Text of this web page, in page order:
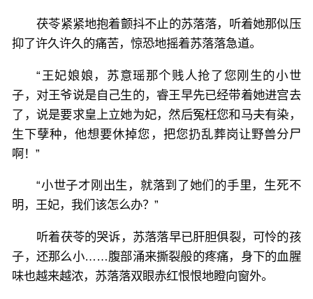
茯苓紧紧地抱着颤抖不止的苏落落，听着她那似压
抑了许久许久的痛苦，惊恐地摇着苏落落急道。
“王妃娘娘，苏意瑶那个贱人抢了您刚生的小世
子，对王爷说是自己生的，睿王早先已经带着她进宫去
了，说是要求皇上立她为妃，然后冤枉您和马夫有染，
生下孽种，他想要休掉您，把您扔乱葬岗让野兽分尸
啊！”
“小世子才刚出生，就落到了她们的手里，生死不
明，王妃，我们该怎么办？”
听着茯苓的哭诉，苏落落早已肝胆俱裂，可怜的孩
子，还那么小……腹部涌来撕裂般的疼痛，身下的血腥
味也越来越浓，苏落落双眼赤红恨恨地瞪向窗外。